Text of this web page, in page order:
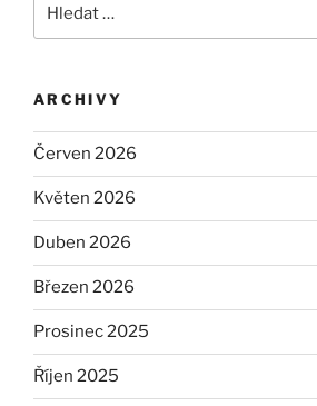
ARCHIVY
Červen 2026
Květen 2026
Duben 2026
Březen 2026
Prosinec 2025
Říjen 2025